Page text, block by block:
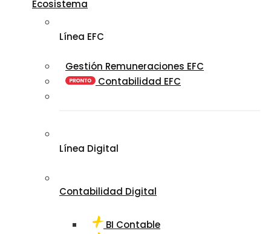
Ecosistema
Línea EFC
Gestión Remuneraciones EFC
Contabilidad EFC
Línea Digital
Contabilidad Digital
BI Contable